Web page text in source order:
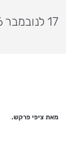
17 לנובמבר 2016
מאת ציפי פרקש.